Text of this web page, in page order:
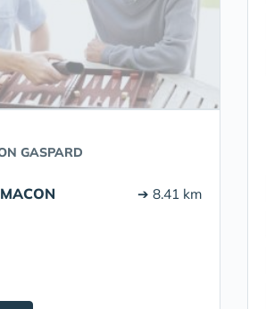
GASPARD
➔ 8.41 km